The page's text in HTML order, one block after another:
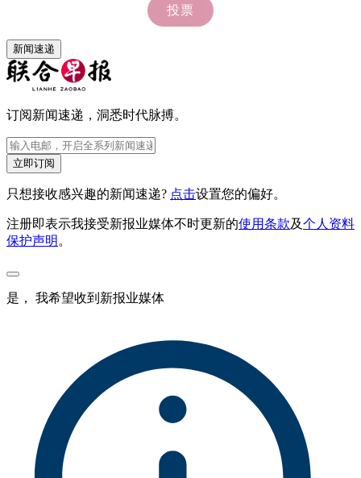
新闻速递
订阅新闻速递，洞悉时代脉搏。
立即订阅
只想接收感兴趣的新闻速递? 点击设置您的偏好。
注册即表示我接受新报业媒体不时更新的使用条款及个人资料
保护声明 。
是， 我希望收到新报业媒体